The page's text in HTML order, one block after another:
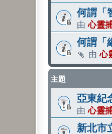
何謂「
由心靈
何謂「
由心
主題
亞東紀
由心靈
新北市